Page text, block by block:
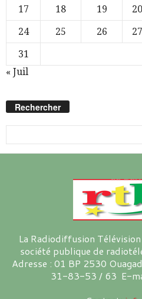
17
18 19 20
24
25 26 27
31
« Juil
Rechercher
La Radiodiffusion
société publique de
Adresse : 01 BP 2530
31-83-53 / 63 E-